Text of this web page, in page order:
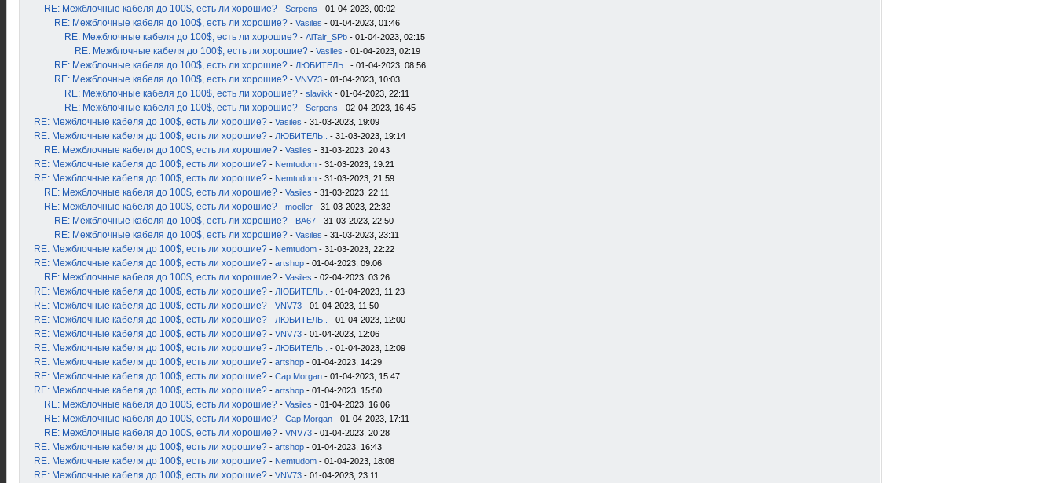
RE: Межблочные кабеля до 100$, есть ли хорошие? - Serpens - 01-04-2023, 00:02
RE: Межблочные кабеля до 100$, есть ли хорошие? - Vasiles - 01-04-2023, 01:46
RE: Межблочные кабеля до 100$, есть ли хорошие? - AlTair_SPb - 01-04-2023, 02:15
RE: Межблочные кабеля до 100$, есть ли хорошие? - Vasiles - 01-04-2023, 02:19
RE: Межблочные кабеля до 100$, есть ли хорошие? - ЛЮБИТЕЛЬ.. - 01-04-2023, 08:56
RE: Межблочные кабеля до 100$, есть ли хорошие? - VNV73 - 01-04-2023, 10:03
RE: Межблочные кабеля до 100$, есть ли хорошие? - slavikk - 01-04-2023, 22:11
RE: Межблочные кабеля до 100$, есть ли хорошие? - Serpens - 02-04-2023, 16:45
RE: Межблочные кабеля до 100$, есть ли хорошие? - Vasiles - 31-03-2023, 19:09
RE: Межблочные кабеля до 100$, есть ли хорошие? - ЛЮБИТЕЛЬ.. - 31-03-2023, 19:14
RE: Межблочные кабеля до 100$, есть ли хорошие? - Vasiles - 31-03-2023, 20:43
RE: Межблочные кабеля до 100$, есть ли хорошие? - Nemtudom - 31-03-2023, 19:21
RE: Межблочные кабеля до 100$, есть ли хорошие? - Nemtudom - 31-03-2023, 21:59
RE: Межблочные кабеля до 100$, есть ли хорошие? - Vasiles - 31-03-2023, 22:11
RE: Межблочные кабеля до 100$, есть ли хорошие? - moeller - 31-03-2023, 22:32
RE: Межблочные кабеля до 100$, есть ли хорошие? - ВА67 - 31-03-2023, 22:50
RE: Межблочные кабеля до 100$, есть ли хорошие? - Vasiles - 31-03-2023, 23:11
RE: Межблочные кабеля до 100$, есть ли хорошие? - Nemtudom - 31-03-2023, 22:22
RE: Межблочные кабеля до 100$, есть ли хорошие? - artshop - 01-04-2023, 09:06
RE: Межблочные кабеля до 100$, есть ли хорошие? - Vasiles - 02-04-2023, 03:26
RE: Межблочные кабеля до 100$, есть ли хорошие? - ЛЮБИТЕЛЬ.. - 01-04-2023, 11:23
RE: Межблочные кабеля до 100$, есть ли хорошие? - VNV73 - 01-04-2023, 11:50
RE: Межблочные кабеля до 100$, есть ли хорошие? - ЛЮБИТЕЛЬ.. - 01-04-2023, 12:00
RE: Межблочные кабеля до 100$, есть ли хорошие? - VNV73 - 01-04-2023, 12:06
RE: Межблочные кабеля до 100$, есть ли хорошие? - ЛЮБИТЕЛЬ.. - 01-04-2023, 12:09
RE: Межблочные кабеля до 100$, есть ли хорошие? - artshop - 01-04-2023, 14:29
RE: Межблочные кабеля до 100$, есть ли хорошие? - Cap Morgan - 01-04-2023, 15:47
RE: Межблочные кабеля до 100$, есть ли хорошие? - artshop - 01-04-2023, 15:50
RE: Межблочные кабеля до 100$, есть ли хорошие? - Vasiles - 01-04-2023, 16:06
RE: Межблочные кабеля до 100$, есть ли хорошие? - Cap Morgan - 01-04-2023, 17:11
RE: Межблочные кабеля до 100$, есть ли хорошие? - VNV73 - 01-04-2023, 20:28
RE: Межблочные кабеля до 100$, есть ли хорошие? - artshop - 01-04-2023, 16:43
RE: Межблочные кабеля до 100$, есть ли хорошие? - Nemtudom - 01-04-2023, 18:08
RE: Межблочные кабеля до 100$, есть ли хорошие? - VNV73 - 01-04-2023, 23:11